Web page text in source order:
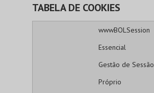
TABELA DE COOKIES
wwwBOLSession
Essencial
Gestão de Sessão
Próprio